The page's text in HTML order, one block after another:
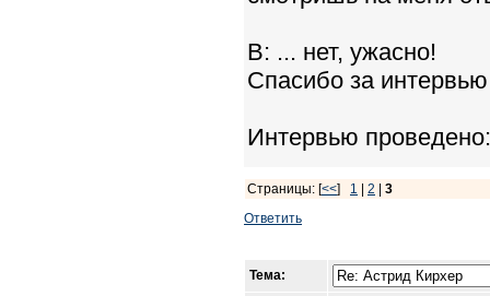
B: ... нет, ужасно!
Спасибо за
Интервью
Страницы: [<<] 1 2
3
Ответить
Тема: